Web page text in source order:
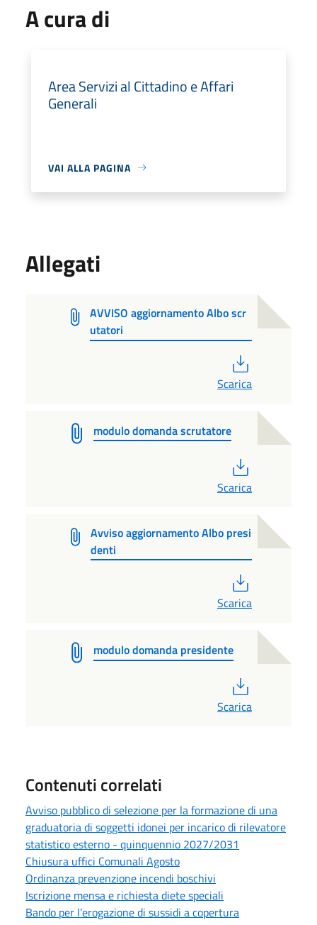
A cura di
Area Servizi al Cittadino e Affari
Generali
VAI ALLA PAGINA
Allegati
AVVISO aggiornamento Albo scr
utatori
Scarica
modulo domanda scrutatore
Scarica
Avviso aggiornamento Albo presi
denti
Scarica
modulo domanda presidente
Scarica
Contenuti correlati
Avviso pubblico di selezione per la formazione di una
graduatoria di soggetti idonei per incarico di rilevatore
statistico esterno - quinquennio 2027/2031
Chiusura uffici Comunali Agosto
Ordinanza prevenzione incendi boschivi
Iscrizione mensa e richiesta diete speciali
Bando per l’erogazione di sussidi a copertura